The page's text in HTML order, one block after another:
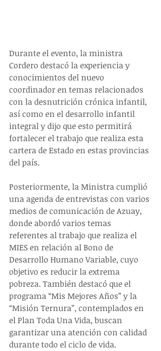
Durante el evento, la ministra
Cordero destacó la experiencia y
conocimientos del nuevo
coordinador en temas relacionados
con la desnutrición crónica infantil,
así como en el desarrollo infantil
integral y dijo que esto permitirá
fortalecer el trabajo que realiza esta
cartera de Estado en estas provincias
del país.
Posteriormente, la Ministra cumplió
una agenda de entrevistas con varios
medios de comunicación de Azuay,
donde abordó varios temas
referentes al trabajo que realiza el
MIES en relación al Bono de
Desarrollo Humano Variable, cuyo
objetivo es reducir la extrema
pobreza. También destacó que el
programa “Mis Mejores Años” y la
“Misión Ternura”, contemplados en
el Plan Toda Una Vida, buscan
garantizar una atención con calidad
durante todo el ciclo de vida.